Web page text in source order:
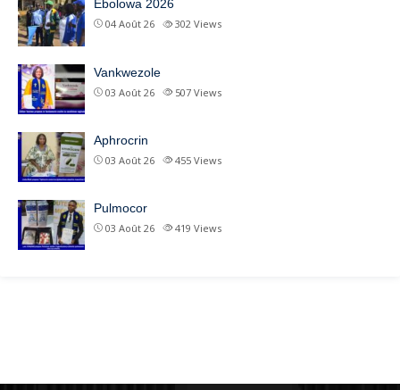
Ebolowa 2026
04 Août 26 302 Views
Vankwezole
03 Août 26 507 Views
Aphrocrin
03 Août 26 455 Views
Pulmocor
03 Août 26 419 Views